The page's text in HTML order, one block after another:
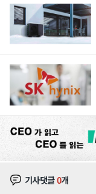
기사댓글0개